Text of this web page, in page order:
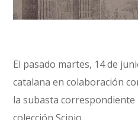
El pasado martes, 14 de
catalana en colaboración
la subasta correspondiente